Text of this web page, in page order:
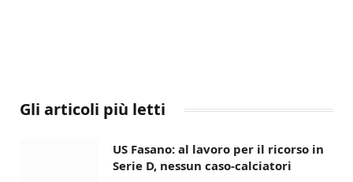
Gli articoli più letti
US Fasano: al lavoro per il ricorso in
Serie D, nessun caso-calciatori